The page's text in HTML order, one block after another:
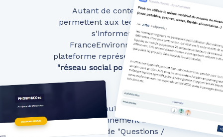
Autant de contenus qui
permettent aux techniciens de
s'informer via
FranceEnvironnement, la
plateforme représentant alors un
"réseau social pour technicien".
Depuis 2018,
FranceEnvironnement intègre un
système de "Questions /